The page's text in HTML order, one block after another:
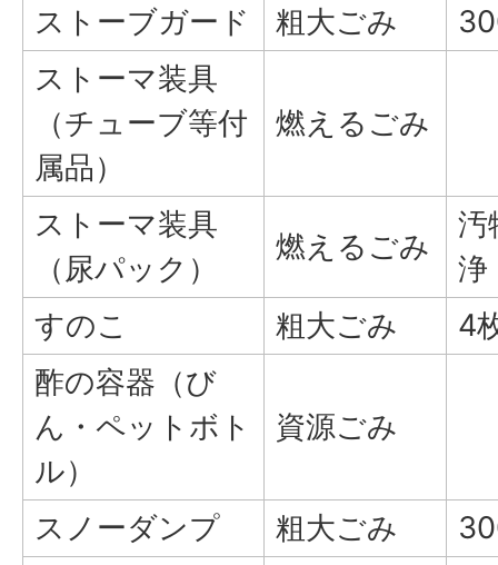
ストーブガード 粗大ごみ
ストーマ装具
（チューブ等付
属品）
燃えるごみ
ストーマ装具
（尿パック）
燃えるごみ
汚
浄
すのこ
粗大ごみ
4
酢の容器（び
ん・ペットボト
ル）
資源ごみ
スノーダンプ 粗大ごみ